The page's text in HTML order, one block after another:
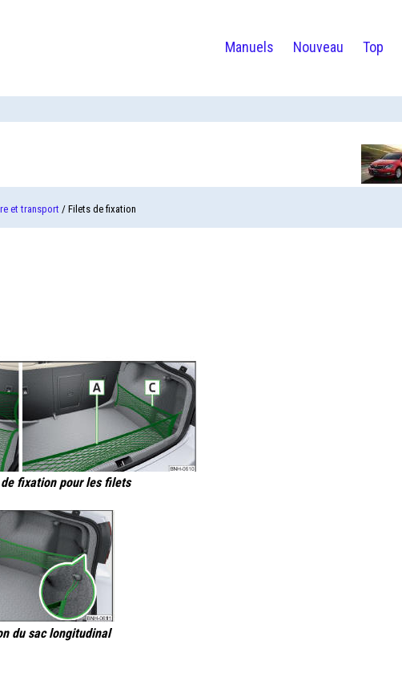
Manuels Nouveau Top
et transport / Filets de fixation
fixation pour les filets
du sac longitudinal